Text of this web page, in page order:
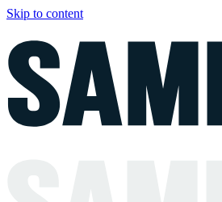
Skip to content